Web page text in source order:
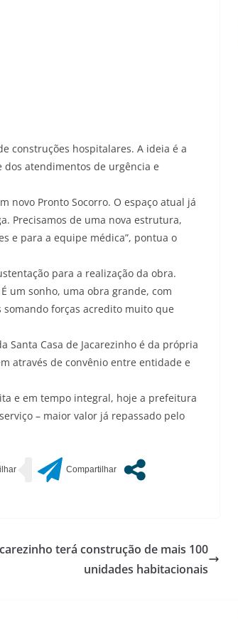
construções hospitalares. A ideia é a
atendimentos de urgência e
novo Pronto Socorro. O espaço atual já
Precisamos de uma nova estrutura,
e para a equipe médica”, pontua o
para a realização da obra.
um sonho, uma obra grande, com
forças acredito muito que
Santa Casa de Jacarezinho é da própria
através de convênio entre entidade e
e em tempo integral, hoje a prefeitura
– maior valor já repassado pelo
terá construção de mais 100
unidades habitacionais